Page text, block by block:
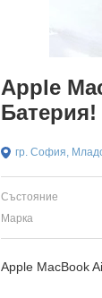
Apple
гр. София,
Състояние
Марка
Apple MacBook